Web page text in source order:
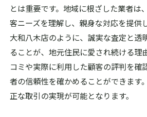
とは重要です。地域に根ざした業者は
客ニーズを理解し、親身な対応を提供
大和八木店のように、誠実な査定と透
ることが、地元住民に愛され続ける理
コミや実際に利用した顧客の評判を確
者の信頼性を確かめることができます
正な取引の実現が可能となります。